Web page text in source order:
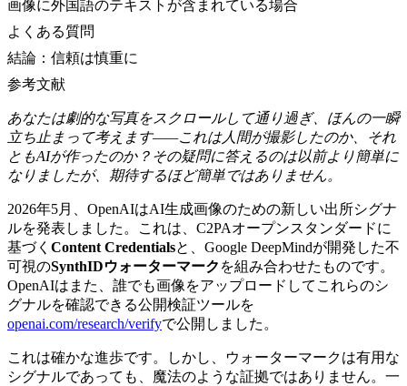
画像に外国語のテキストが含まれている場合
よくある質問
結論：信頼は慎重に
参考文献
あなたは劇的な写真をスクロールして通り過ぎ、ほんの一瞬
立ち止まって考えます——これは人間が撮影したのか、それ
ともAIが作ったのか？その疑問に答えるのは以前より簡単に
なりましたが、期待するほど簡単ではありません。
2026年5月、OpenAIはAI生成画像のための新しい出所シグナ
ルを発表しました。これは、C2PAオープンスタンダードに
基づく Content Credentialsと、Google DeepMindが開発した不
可視のSynthIDウォーターマーク を組み合わせたものです。
OpenAIはまた、誰でも画像をアップロードしてこれらのシ
グナルを確認できる公開検証ツールを
openai.com/research/verifyで公開しました。
これは確かな進歩です。しかし、ウォーターマークは有用な
シグナルであっても、魔法のような証拠ではありません。一